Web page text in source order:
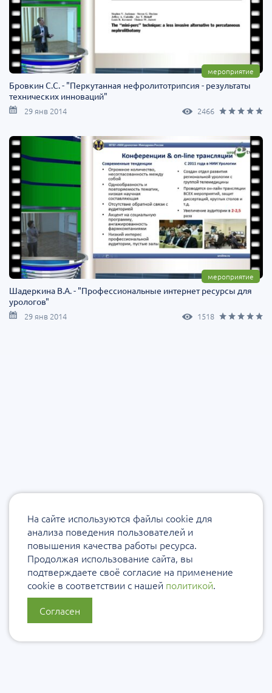
мероприятие
Бровкин С.С. - "Перкутанная нефролитотрипсия - результаты
технических инноваций"
29 янв 2014 2466
мероприятие
Шадеркина В.А. - "Профессиональные интернет ресурсы для
урологов"
29 янв 2014 1518
На сайте используются файлы cookie для
анализа поведения пользователей и
повышения качества работы ресурса.
Продолжая использование сайта, вы
подтверждаете своё согласие на применение
cookie в соответствии с нашей политикой.
Согласен